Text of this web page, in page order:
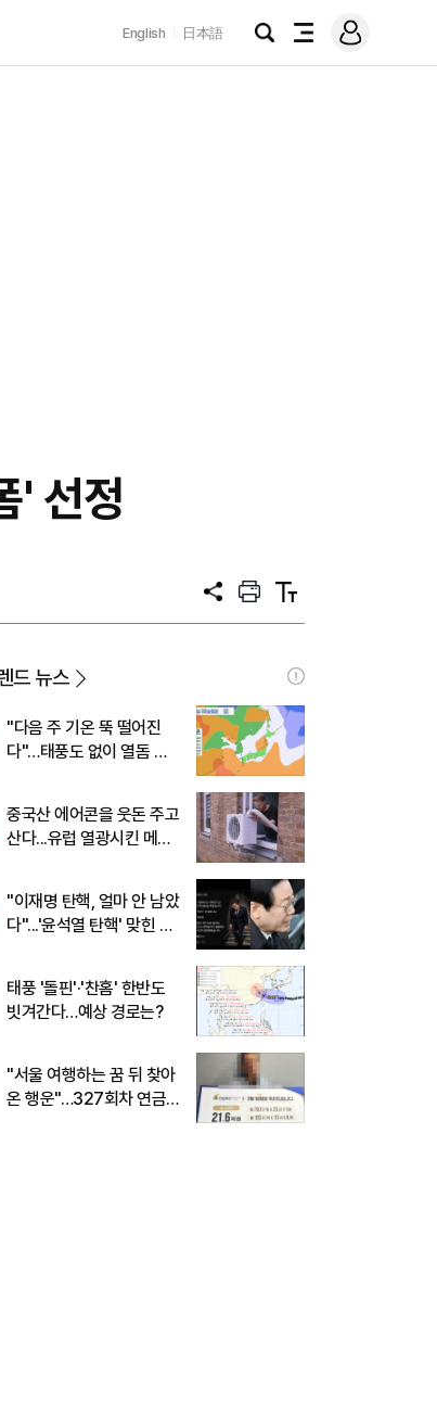
English 日本語
검
전
메
그
' 선정
공
프
트
텍
트
드 뉴스
"다음 주 기온 뚝 떨어진
다"…태풍도 없이 열돔 박
중국산 에어콘을 웃돈 주고
산다...유럽 열광시킨 메이
"이재명 탄핵, 얼마 안 남았
다"...'윤석열 탄핵' 맞힌 무
태풍 '돌핀'·'찬홈' 한반도
빗겨간다…예상 경로는?
"서울 여행하는 꿈 뒤 찾아
온 행운"…327회차 연금